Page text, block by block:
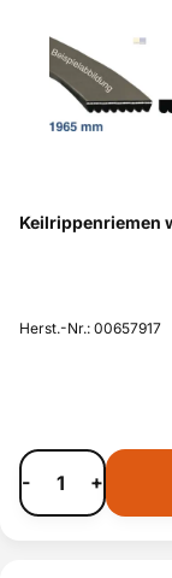
Keilrippenriemen
Herst.-Nr.: 00657917
- +